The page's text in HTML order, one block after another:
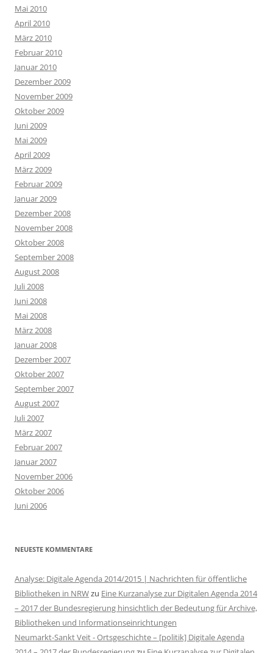
Mai 2010
April 2010
März 2010
Februar 2010
Januar 2010
Dezember 2009
November 2009
Oktober 2009
Juni 2009
Mai 2009
April 2009
März 2009
Februar 2009
Januar 2009
Dezember 2008
November 2008
Oktober 2008
September 2008
August 2008
Juli 2008
Juni 2008
Mai 2008
März 2008
Januar 2008
Dezember 2007
Oktober 2007
September 2007
August 2007
Juli 2007
März 2007
Februar 2007
Januar 2007
November 2006
Oktober 2006
Juni 2006
NEUESTE KOMMENTARE
Analyse: Digitale Agenda 2014/2015 | Nachrichten für öffentliche
Bibliotheken in NRWzu Eine Kurzanalyse zur Digitalen Agenda 2014
– 2017 der Bundesregierung hinsichtlich der Bedeutung für Archive,
Bibliotheken und Informationseinrichtungen
Neumarkt-Sankt Veit - Ortsgeschichte – [politik] Digitale Agenda